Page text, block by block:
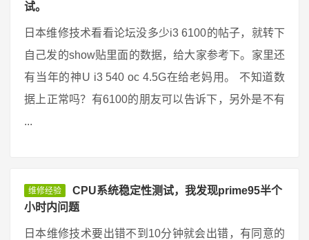
试。
日本维修技术看看论坛没多少i3 6100的帖子，就转下
自己发的show贴里面的数据，给大家参考下。家里还
有当年的神U i3 540 oc 4.5G在给老妈用。 不知道数
据上正常吗？有6100的朋友可以告诉下，另外是不有
...
维修经验
CPU系统稳定性测试，我发现prime95半个
小时内问题
日本维修技术要出错不到10分钟就会出错，有同意的